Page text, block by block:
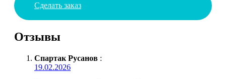
Сделать заказ
Отзывы
Спартак Русанов :
19.02.2026